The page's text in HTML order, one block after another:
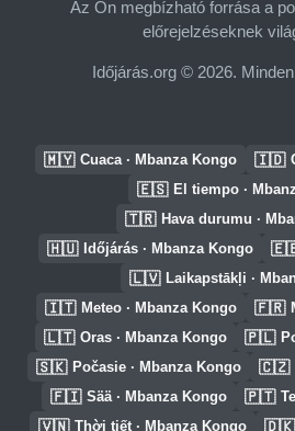
Az Ön megbízható forrása a
előrejelzéseknek
Időjárás.org © 2026.
🇲🇾 Cuaca · Mbanza Kongo 🇮🇩
🇪🇸 El tiempo ·
🇹🇷 Hava durumu ·
🇭🇺 Időjárás · Mbanza Kongo
🇱🇻 Laikapstākļi ·
🇮🇹 Meteo · Mbanza Kongo 🇫🇷
🇱🇹 Oras · Mbanza Kongo 🇵🇱
🇸🇰 Počasie · Mbanza Kongo 🇨🇿
🇫🇮 Sää · Mbanza Kongo 🇵🇹
🇻🇳 Thời tiết · Mbanza Kongo 🇩🇰